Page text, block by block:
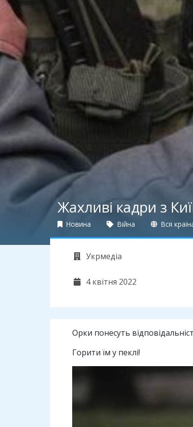
Жахливі кадри з
Новина Війна Вся
Укрмедіа
4 квітня 2022
Орки понесуть
Горити їм у пеклі!